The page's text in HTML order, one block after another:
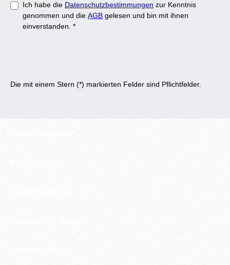
Ich habe die Datenschutzbestimmungen zur Kenntnis
genommen und die AGB gelesen und bin mit ihnen
einverstanden. *
Die mit einem Stern (*) markierten Felder sind Pflichtfelder.